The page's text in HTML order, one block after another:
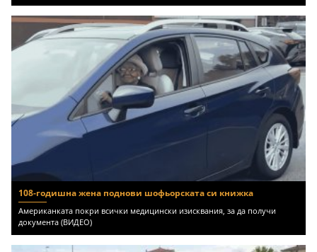
108-годишна жена поднови шофьорската си книжка
Американката покри всички медицински изисквания, за да получи
документа (ВИДЕО)